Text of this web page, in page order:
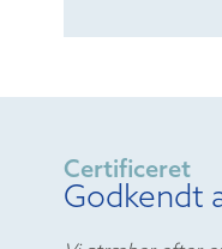
Certificeret
Godkendt